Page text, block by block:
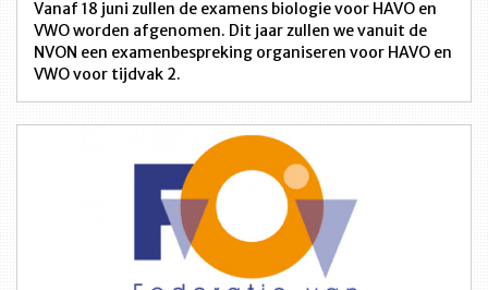
Vanaf 18 juni zullen de examens biologie voor HAVO en
VWO worden afgenomen. Dit jaar zullen we vanuit de
NVON een examenbespreking organiseren voor HAVO en
VWO voor tijdvak 2.